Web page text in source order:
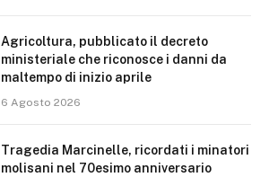
Agricoltura, pubblicato il decreto
ministeriale che riconosce i danni da
maltempo di inizio aprile
6 Agosto 2026
Tragedia Marcinelle, ricordati i minatori
molisani nel 70esimo anniversario